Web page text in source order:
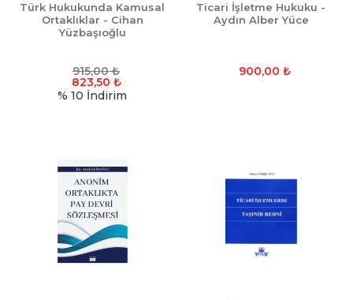
Türk Hukukunda Kamusal
Ortaklıklar - Cihan
Yüzbaşıoğlu
915,00₺
823,50 ₺
% 10 İndirim
Ticari İşletme Hukuku -
Aydın Alber Yüce
900,00 ₺